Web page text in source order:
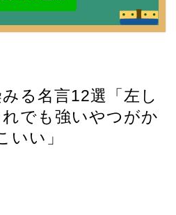
る名言12選「左し
でも強いやつがか
いい」